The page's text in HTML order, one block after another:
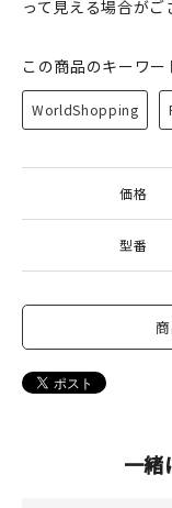
って見える場合がご
この商品のキーワー
WorldShopping
価格
型番
一緒